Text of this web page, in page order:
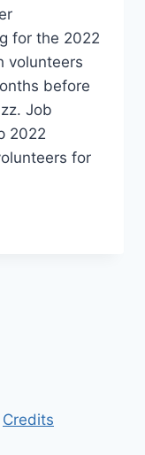
for the 2022
volunteers
before
Job
2022
for
Credits